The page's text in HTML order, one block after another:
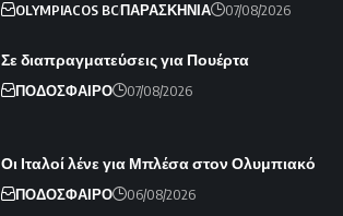
OLYMPIACOS BCΠΑΡΑΣΚΗΝΙΑ 07/08/2026
Σε διαπραγματεύσεις για Πουέρτα
ΠΟΔΟΣΦΑΙΡΟ 07/08/2026
Οι Ιταλοί λένε για Μπλέσα στον Ολυμπιακό
ΠΟΔΟΣΦΑΙΡΟ 06/08/2026